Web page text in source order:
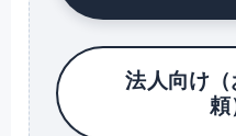
法人向け
頼